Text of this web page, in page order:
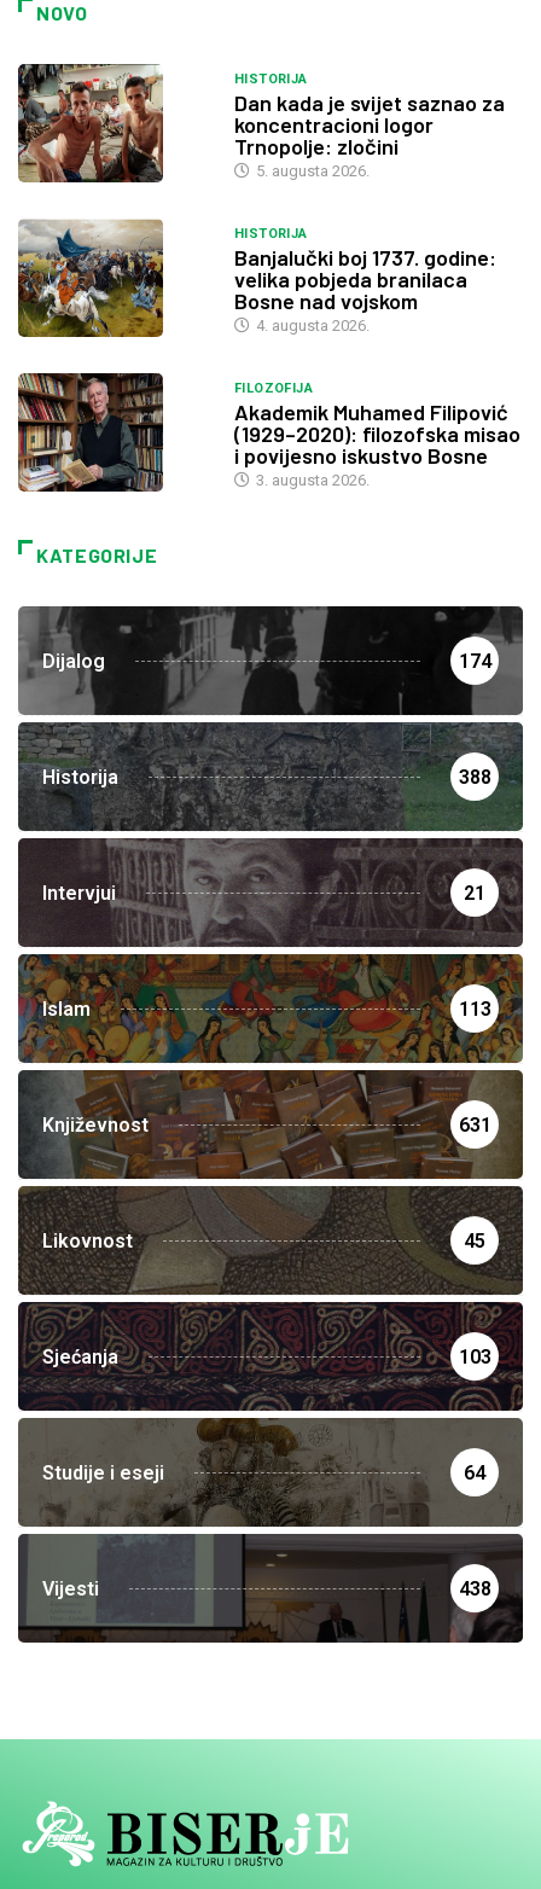
NOVO
HISTORIJA
Dan kada je svijet saznao za
koncentracioni logor
Trnopolje: zločini
5. augusta 2026.
HISTORIJA
Banjalučki boj 1737. godine:
velika pobjeda branilaca
Bosne nad vojskom
4. augusta 2026.
FILOZOFIJA
Akademik Muhamed Filipović
(1929–2020): filozofska misao
i povijesno iskustvo Bosne
3. augusta 2026.
KATEGORIJE
Dijalog 174
Historija 388
Intervjui 21
Islam 113
Književnost 631
Likovnost 45
Sjećanja 103
Studije i eseji 64
Vijesti 438